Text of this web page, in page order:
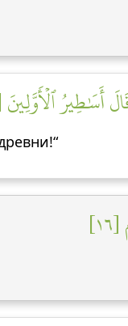
أَسَٰطِيرُ ٱلۡأَوَّلِينَ